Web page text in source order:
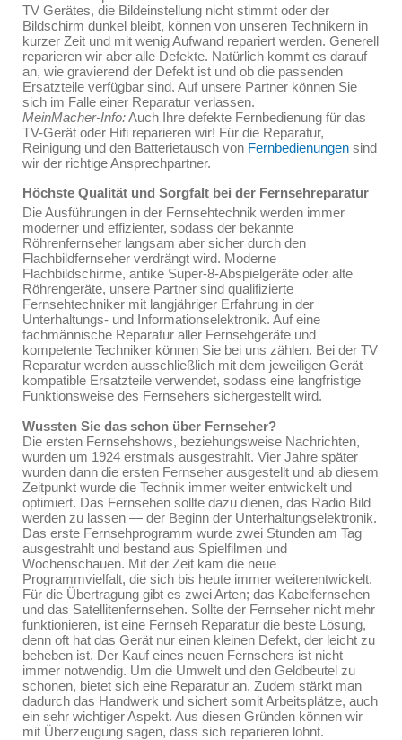
TV Gerätes, die Bildeinstellung nicht stimmt oder der
Bildschirm dunkel bleibt, können von unseren Technikern in
kurzer Zeit und mit wenig Aufwand repariert werden. Generell
reparieren wir aber alle Defekte. Natürlich kommt es darauf
an, wie gravierend der Defekt ist und ob die passenden
Ersatzteile verfügbar sind. Auf unsere Partner können Sie
sich im Falle einer Reparatur verlassen.
MeinMacher-Info:Auch Ihre defekte Fernbedienung für das
TV-Gerät oder Hifi reparieren wir! Für die Reparatur,
Reinigung und den Batterietausch von Fernbedienungen sind
wir der richtige Ansprechpartner.
Höchste Qualität und Sorgfalt bei der Fernsehreparatur
Die Ausführungen in der Fernsehtechnik werden immer
moderner und effizienter, sodass der bekannte
Röhrenfernseher langsam aber sicher durch den
Flachbildfernseher verdrängt wird. Moderne
Flachbildschirme, antike Super-8-Abspielgeräte oder alte
Röhrengeräte, unsere Partner sind qualifizierte
Fernsehtechniker mit langjähriger Erfahrung in der
Unterhaltungs- und Informationselektronik. Auf eine
fachmännische Reparatur aller Fernsehgeräte und
kompetente Techniker können Sie bei uns zählen. Bei der TV
Reparatur werden ausschließlich mit dem jeweiligen Gerät
kompatible Ersatzteile verwendet, sodass eine langfristige
Funktionsweise des Fernsehers sichergestellt wird.
Wussten Sie das schon über Fernseher?
Die ersten Fernsehshows, beziehungsweise Nachrichten,
wurden um 1924 erstmals ausgestrahlt. Vier Jahre später
wurden dann die ersten Fernseher ausgestellt und ab diesem
Zeitpunkt wurde die Technik immer weiter entwickelt und
optimiert. Das Fernsehen sollte dazu dienen, das Radio Bild
werden zu lassen — der Beginn der Unterhaltungselektronik.
Das erste Fernsehprogramm wurde zwei Stunden am Tag
ausgestrahlt und bestand aus Spielfilmen und
Wochenschauen. Mit der Zeit kam die neue
Programmvielfalt, die sich bis heute immer weiterentwickelt.
Für die Übertragung gibt es zwei Arten; das Kabelfernsehen
und das Satellitenfernsehen. Sollte der Fernseher nicht mehr
funktionieren, ist eine Fernseh Reparatur die beste Lösung,
denn oft hat das Gerät nur einen kleinen Defekt, der leicht zu
beheben ist. Der Kauf eines neuen Fernsehers ist nicht
immer notwendig. Um die Umwelt und den Geldbeutel zu
schonen, bietet sich eine Reparatur an. Zudem stärkt man
dadurch das Handwerk und sichert somit Arbeitsplätze, auch
ein sehr wichtiger Aspekt. Aus diesen Gründen können wir
mit Überzeugung sagen, dass sich reparieren lohnt.